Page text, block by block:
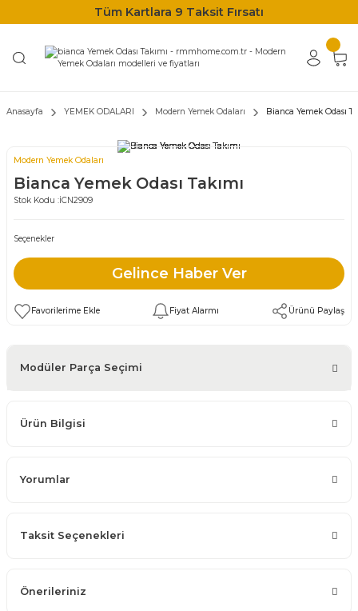
Tüm Kartlara 9 Taksit Fırsatı
Anasayfa YEMEK ODALARI Modern Yemek Odaları Bianca Yemek Odası
Modern Yemek Odaları
Bianca Yemek Odası Takımı
Stok Kodu :İCN2909
Seçenekler
Gelince Haber Ver
Fiyat Alarmı Ürünü Paylaş
Modüler Parça Seçimi
Ürün Bilgisi
Yorumlar
Taksit Seçenekleri
Önerileriniz